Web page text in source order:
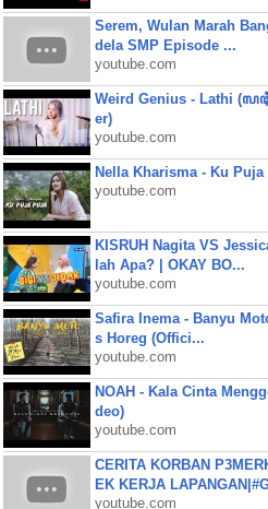
Serem, Wulan Marah
dela SMP Episode ...
youtube.com
Weird Genius - Lathi
er)
youtube.com
Nella Kharisma - Ku Puja
youtube.com
KISRUH Nagita VS
lah Apa? | OKAY BO...
youtube.com
Safira Inema - Banyu
s Horeg (Offici...
youtube.com
NOAH - Kala Cinta
deo)
youtube.com
CERITA KORBAN
EK KERJA
youtube.com